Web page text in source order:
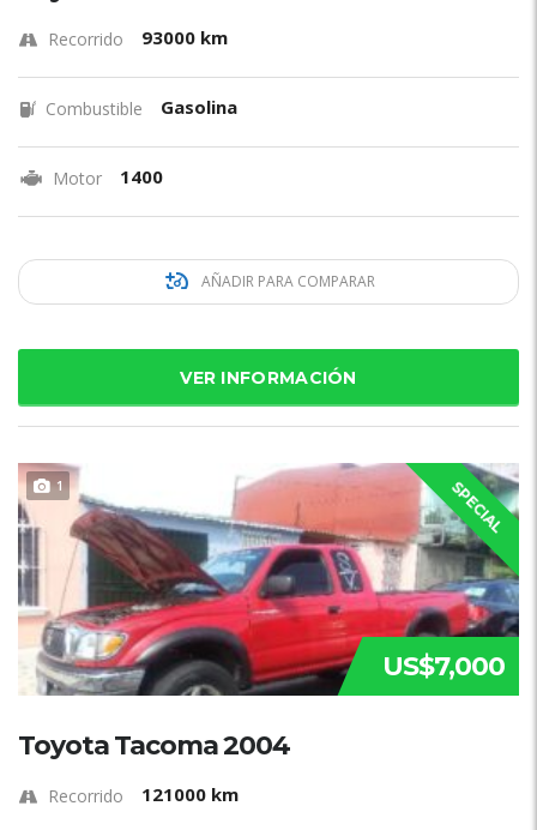
Recorrido 93000 km
Combustible Gasolina
Motor 1400
AÑADIR PARA COMPARAR
VER INFORMACIÓN
1 SPECIAL
US$7,000
Toyota Tacoma 2004
Recorrido 121000 km